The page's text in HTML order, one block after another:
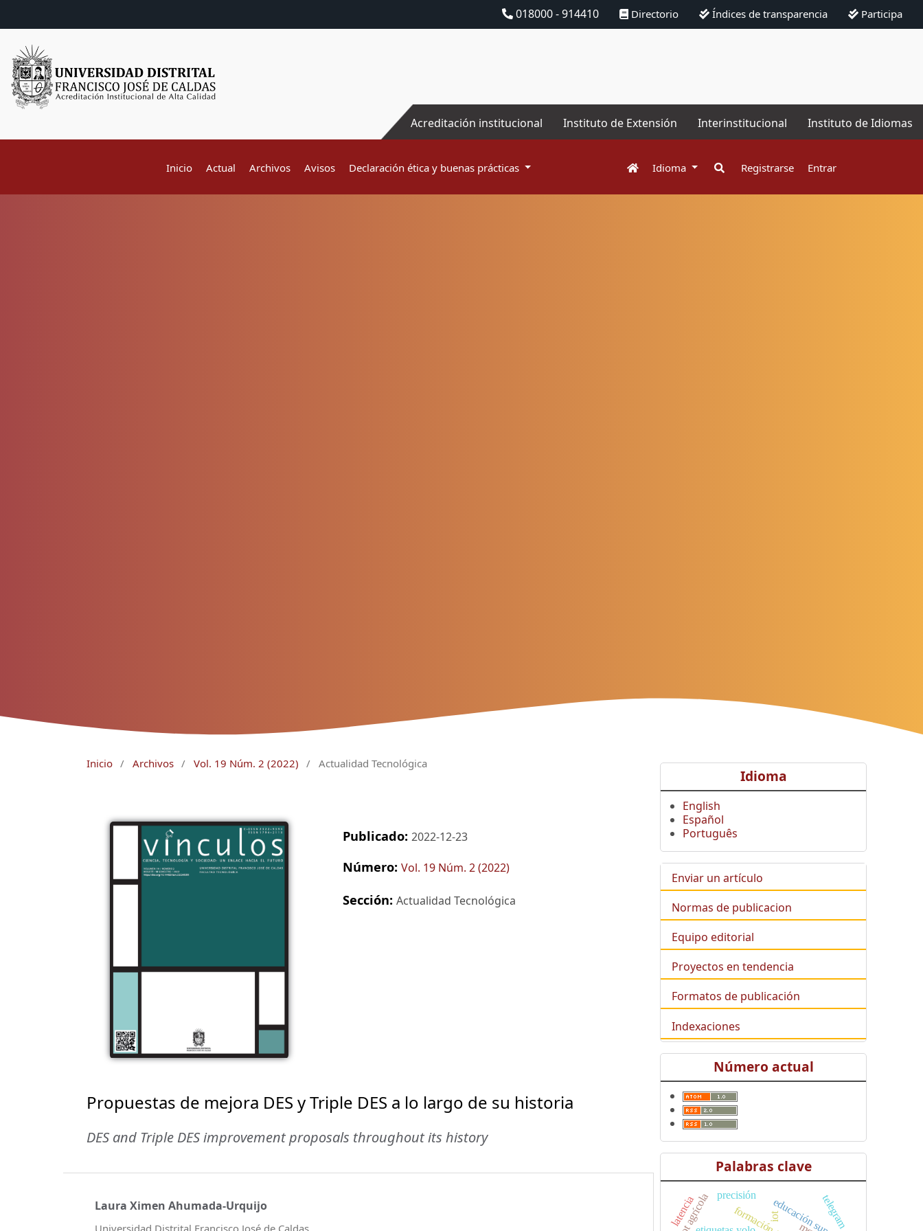
018000 - 914410 Directorio Índices de transparencia Participa
Acreditación institucional Instituto de Extensión Interinstitucional Instituto de Idiomas
Inicio Actual Archivos Avisos Declaración ética y buenas prácticas Idioma Registrarse Entrar
Inicio / Archivos / Vol. 19 Núm. 2 (2022) / Actualidad Tecnológica
Publicado: 2022-12-23
Número: Vol. 19 Núm. 2 (2022)
Sección: Actualidad Tecnológica
Propuestas de mejora DES y Triple DES a lo largo de su historia
DES and Triple DES improvement proposals throughout its history
Laura Ximen Ahumada-Urquijo
Universidad Distrital Francisco José de Caldas
Idioma
English
Español
Português
Enviar un artículo
Normas de publicacion
Equipo editorial
Proyectos en tendencia
Formatos de publicación
Indexaciones
Número actual
Palabras clave
precisión
latencia iot telegram